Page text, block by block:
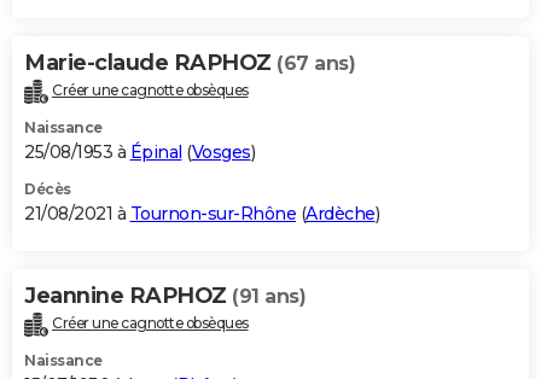
Marie-claude RAPHOZ (67 ans)
Créer une cagnotte obsèques
Naissance
25/08/1953 à Épinal (Vosges)
Décès
21/08/2021 à Tournon-sur-Rhône (Ardèche)
Jeannine RAPHOZ (91 ans)
Créer une cagnotte obsèques
Naissance